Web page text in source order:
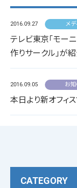
2016.09.27 メデ
テレビ東京「モー
作りサークル」が
2016.09.05 お知
本日より新オフィ
CATEGORY